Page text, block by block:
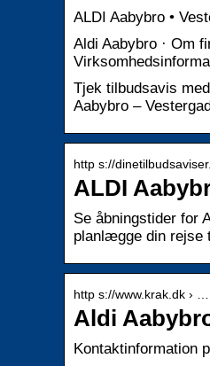
ALDI Aabybro •
Aldi Aabybro · Om
Tjek tilbudsavis
Aabybro –
http s://
ALDI
Se åbningstider for
planlægge din rejse
http s://www.krak.dk ›
Aldi
Kontaktinformation